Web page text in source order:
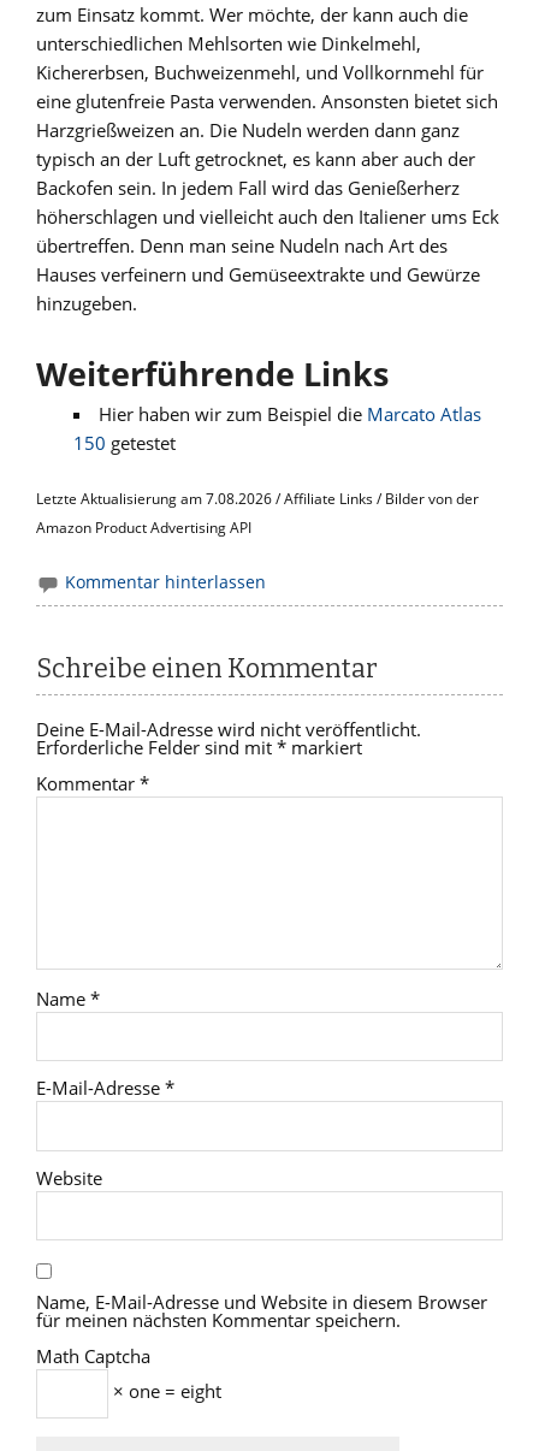
zum Einsatz kommt. Wer möchte, der kann auch die
unterschiedlichen Mehlsorten wie Dinkelmehl,
Kichererbsen, Buchweizenmehl, und Vollkornmehl für
eine glutenfreie Pasta verwenden. Ansonsten bietet sich
Harzgrießweizen an. Die Nudeln werden dann ganz
typisch an der Luft getrocknet, es kann aber auch der
Backofen sein. In jedem Fall wird das Genießerherz
höherschlagen und vielleicht auch den Italiener ums Eck
übertreffen. Denn man seine Nudeln nach Art des
Hauses verfeinern und Gemüseextrakte und Gewürze
hinzugeben.
Weiterführende Links
Hier haben wir zum Beispiel die Marcato Atlas
150 getestet
Letzte Aktualisierung am 7.08.2026 / Affiliate Links / Bilder von der
Amazon Product Advertising API
Kommentar hinterlassen
Schreibe einen Kommentar
Deine E-Mail-Adresse wird nicht veröffentlicht.
Erforderliche Felder sind mit* markiert
Kommentar*
Name*
E-Mail-Adresse*
Website
Name, E-Mail-Adresse und Website in diesem Browser
für meinen nächsten Kommentar speichern.
Math Captcha
× one = eight